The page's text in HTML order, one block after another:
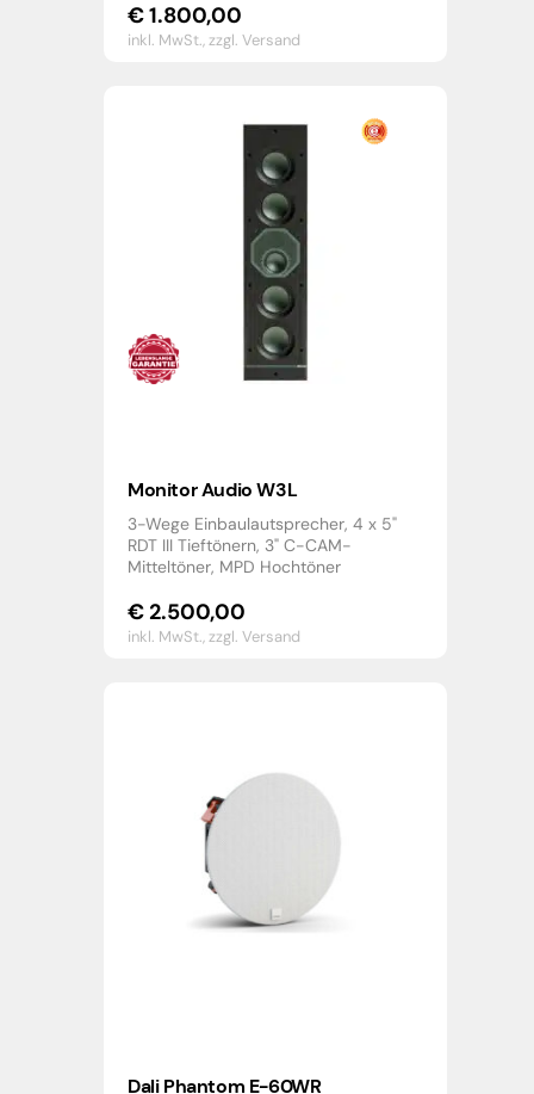
€1.800,00
inkl. MwSt.,zzgl. Versand
Monitor Audio W3L
3-Wege Einbaulautsprecher, 4 x 5"
RDT III Tieftönern, 3" C-CAM-
Mitteltöner, MPD Hochtöner
€2.500,00
inkl. MwSt.,zzgl. Versand
Dali Phantom E-60WR